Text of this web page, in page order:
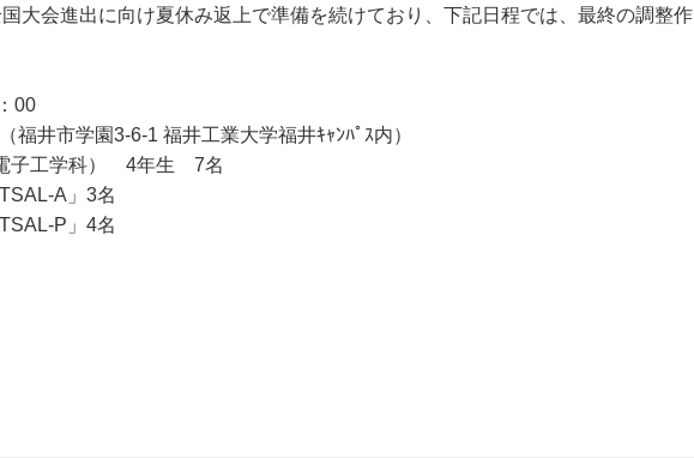
大会進出に向け夏休み返上で準備を続けており、下記日程では、最終の調整作
00
井市学園3-6-1 福井工業大学福井ｷｬﾝﾊﾟｽ内）
電子工学科） 4年生 7名
A」3名
P」4名